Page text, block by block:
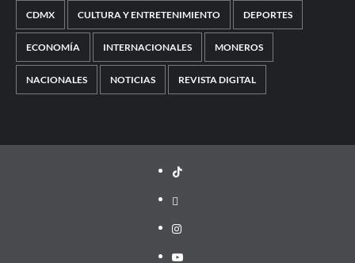
CDMX CULTURA Y ENTRETENIMIENTO DEPORTES
ECONOMÍA INTERNACIONALES MONEROS
NACIONALES NOTICIAS REVISTA DIGITAL
TikTok
threads
Instagram
Youtube